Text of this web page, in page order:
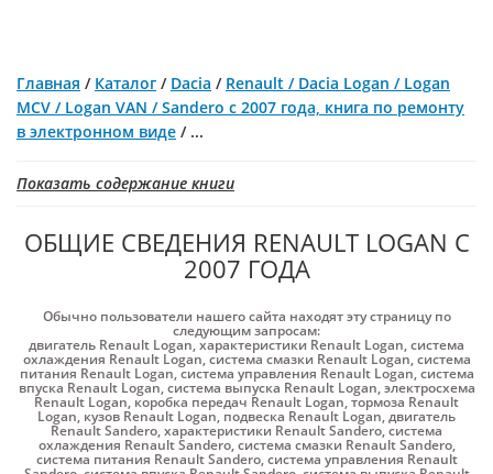
Главная / Каталог / Dacia / Renault / Dacia Logan / Logan
MCV / Logan VAN / Sandero с 2007 года, книга по ремонту
в электронном виде / ...
Показать содержание книги
ОБЩИЕ СВЕДЕНИЯ RENAULT LOGAN С
2007 ГОДА
Обычно пользователи нашего сайта находят эту страницу по
следующим запросам:
двигатель Renault Logan,характеристики Renault Logan,система
охлаждения Renault Logan,система смазки Renault Logan,система
питания Renault Logan,система управления Renault Logan,система
впуска Renault Logan,система выпуска Renault Logan,электросхема
Renault Logan, коробка передач Renault Logan,тормоза Renault
Logan, кузов Renault Logan, подвеска Renault Logan,двигатель
Renault Sandero,характеристики Renault Sandero,система
охлаждения Renault Sandero,система смазки Renault Sandero,
система питания Renault Sandero,система управления Renault